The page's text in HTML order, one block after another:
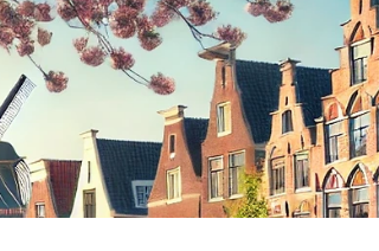
16922 奉仕と利他行としての翻訳に向けて
16923 今朝方の夢 16924 今朝方の夢の振り
返り...